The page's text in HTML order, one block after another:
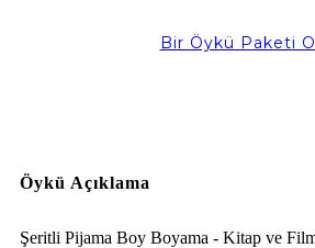
Bir Öykü Paketi
Öykü Açıklama
Şeritli Pijama Boy Boyama - Kitap ve Film